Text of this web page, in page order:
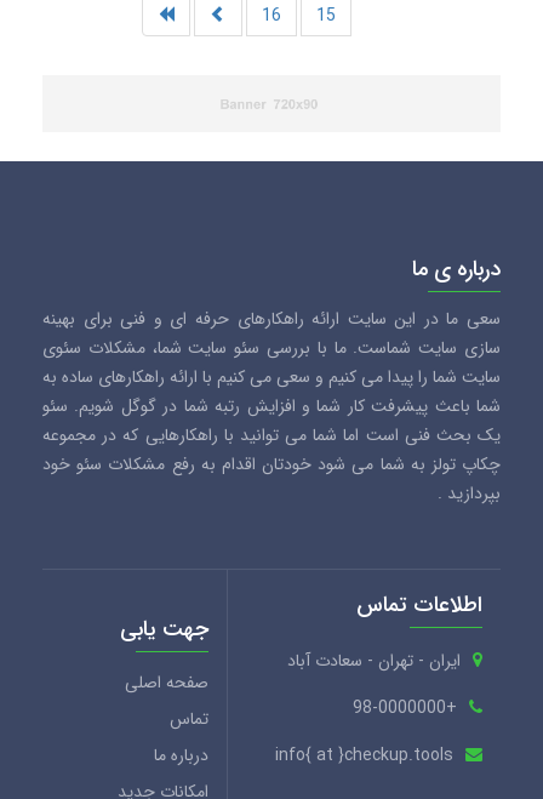
15
16
درباره ی ما
سعی ما در این سایت ارائه راهکارهای حرفه ای و فنی برای بهینه
سازی سایت شماست. ما با بررسی سئو سایت شما، مشکلات سئوی
سایت شما را پیدا می کنیم و سعی می کنیم با ارائه راهکارهای ساده به
شما باعث پیشرفت کار شما و افزایش رتبه شما در گوگل شویم. سئو
یک بحث فنی است اما شما می توانید با راهکارهایی که در مجموعه
چکاپ تولز به شما می شود خودتان اقدام به رفع مشکلات سئو خود
بپردازید .
اطلاعات تماس
ایران - تهران - سعادت آباد
+98-0000000
info{ at }checkup.tools
جهت یابی
صفحه اصلی
تماس
درباره ما
امکانات جدید